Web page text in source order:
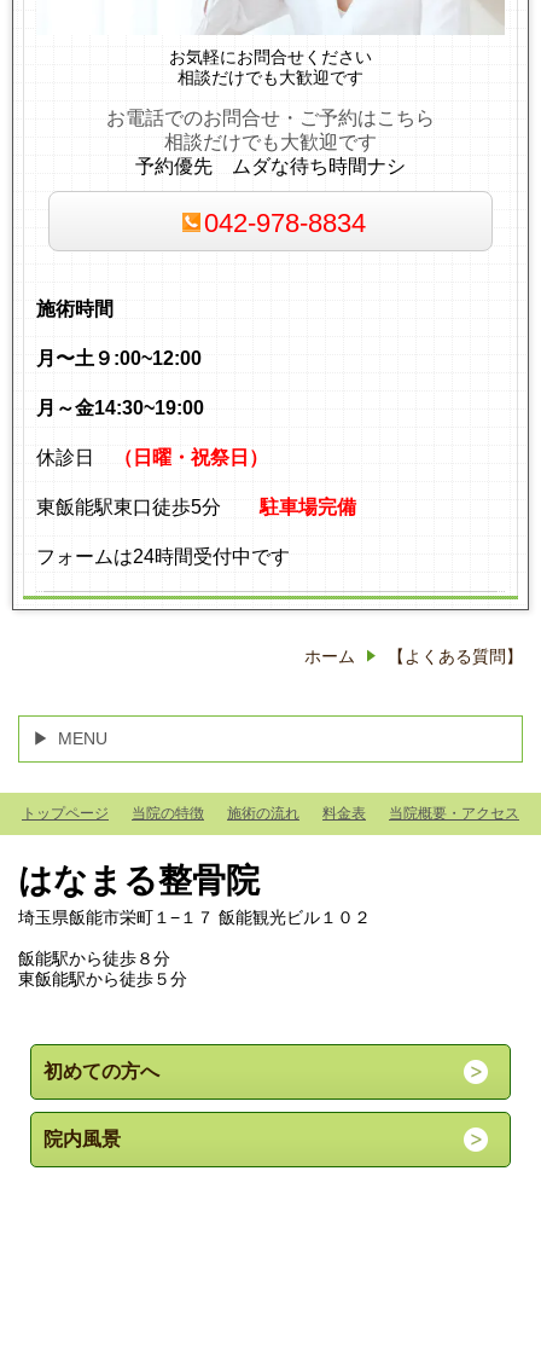
お気軽にお問合せください
相談だけでも大歓迎です
お電話でのお問合せ・ご予約はこちら
相談だけでも大歓迎です
予約優先 ムダな待ち時間ナシ
042-978-8834
施術時間
月〜土９:00~12:00
月～金14:30~19:00
休診日 （日曜・祝祭日）
東飯能駅東口徒歩5分 駐車場完備
フォームは24時間受付中です
ホーム 【よくある質問】
MENU
トップページ 当院の特徴 施術の流れ 料金表 当院概要・アクセス
はなまる整骨院
埼玉県飯能市栄町１−１７ 飯能観光ビル１０２
飯能駅から徒歩８分
東飯能駅から徒歩５分
初めての方へ
院内風景